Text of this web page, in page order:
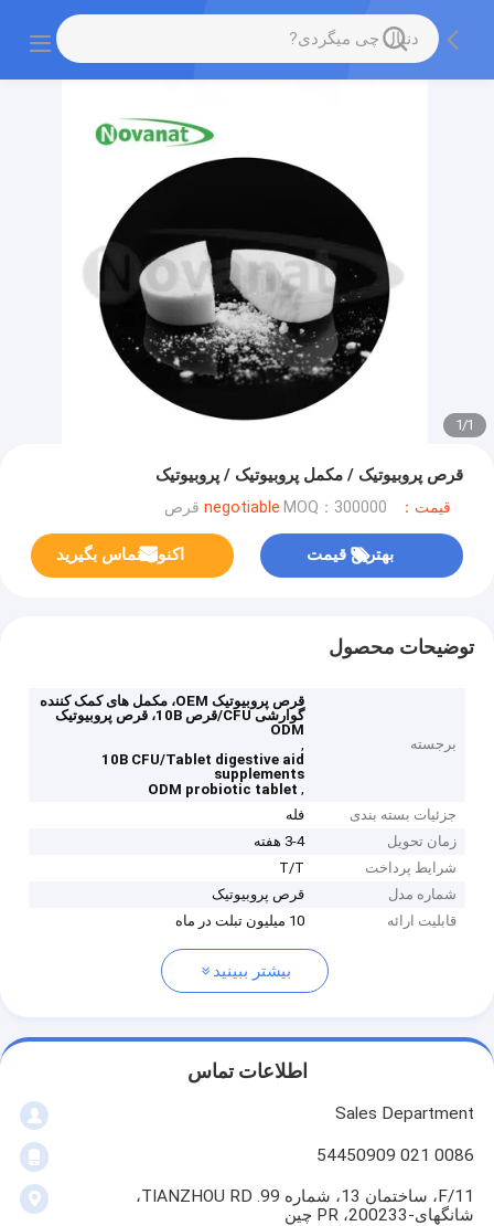
1
/
1
قرص پروبیوتیک / مکمل پروبیوتیک / پروبیوتیک
قیمت：negotiable MOQ：300000 قرص
بهترین قیمت اکنون تماس بگیرید
توضیحات محصول
برجسته
قرص پروبیوتیک OEM، مکمل های کمک کننده
گوارشی CFU/قرص 10B، قرص پروبیوتیک
ODM
,
10B CFU/Tablet digestive aid
supplements
,
ODM probiotic tablet
جزئیات بسته بندی
فله
زمان تحویل
3-4 هفته
شرایط پرداخت
T/T
شماره مدل
قرص پروبیوتیک
قابلیت ارائه
10 میلیون تبلت در ماه
بیشتر ببینید
اطلاعات تماس
Sales Department
0086 021 54450909
11/F، ساختمان 13، شماره 99. TIANZHOU RD،
شانگهای-200233، PR چین